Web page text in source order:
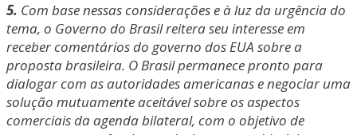
5. Com base nessas considerações e à luz da urgência do
tema, o Governo do Brasil reitera seu interesse em
receber comentários do governo dos EUA sobre a
proposta brasileira. O Brasil permanece pronto para
dialogar com as autoridades americanas e negociar uma
solução mutuamente aceitável sobre os aspectos
comerciais da agenda bilateral, com o objetivo de